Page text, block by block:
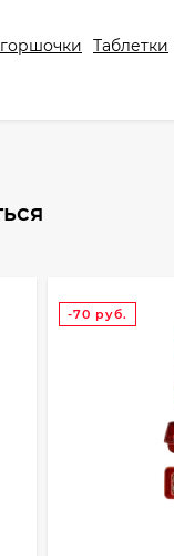
Таблетки
-70 руб.